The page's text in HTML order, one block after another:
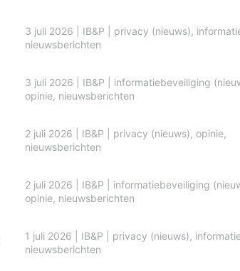
3 juli 2026 IB&P privacy (nieuws),
nieuwsberichten
3 juli 2026 IB&P informatiebeveiliging
opinie, nieuwsberichten
2 juli 2026 IB&P privacy (nieuws), opinie,
nieuwsberichten
2 juli 2026 IB&P informatiebeveiliging
opinie, nieuwsberichten
1 juli 2026 IB&P privacy (nieuws),
nieuwsberichten